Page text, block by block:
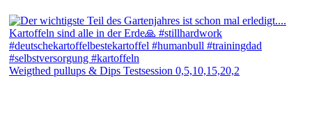
Weigthed pullups & Dips Testsession 0,5,10,15,20,2